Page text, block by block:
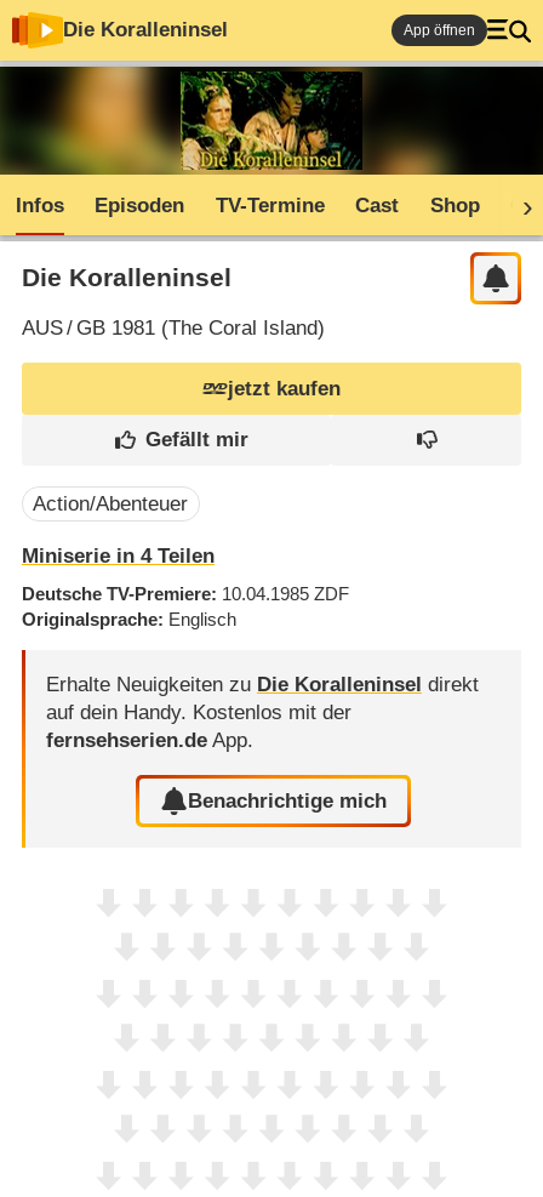
Die Koralleninsel App öffnen
Infos Episoden TV-Termine Cast Shop
Die Koralleninsel
AUS/ GB1981 (The Coral Island)
jetzt kaufen
Action/Abenteuer
Miniserie in 4 Teilen
Deutsche TV-Premiere 10.04.1985 ZDF
Originalsprache Englisch
Erhalte Neuigkeiten zu Die Koralleninsel direkt
auf dein Handy. Kostenlos mit der
fernsehserien.deApp.
Benachrichtige mich